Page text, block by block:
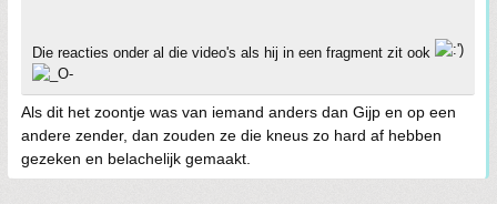
Die reacties onder al die video's als hij in een fragment zit ook
Als dit het zoontje was van iemand anders dan Gijp en op een
andere zender, dan zouden ze die kneus zo hard af hebben
gezeken en belachelijk gemaakt.